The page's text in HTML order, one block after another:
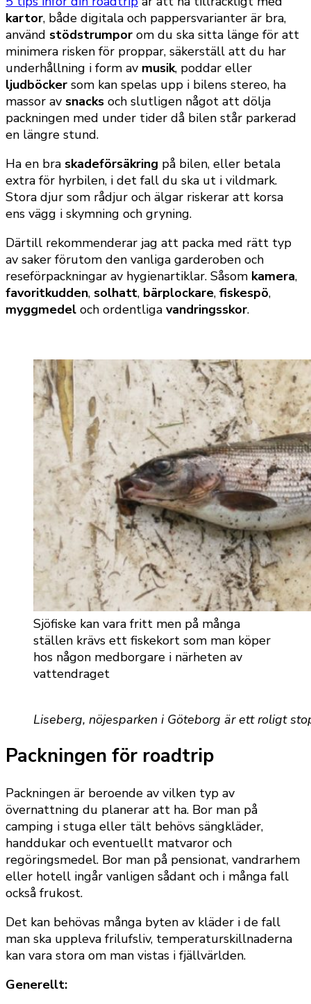
kartor, både digitala och pappersvarianter är bra,
använd stödstrumpor om du ska sitta länge för att
minimera risken för proppar, säkerställ att du har
underhållning i form av musik, poddar eller
ljudböcker som kan spelas upp i bilens stereo, ha
massor av snacks och slutligen något att dölja
packningen med under tider då bilen står parkerad
en längre stund.
Ha en bra skadeförsäkring på bilen, eller betala
extra för hyrbilen, i det fall du ska ut i vildmark.
Stora djur som rådjur och älgar riskerar att korsa
ens vägg i skymning och gryning.
Därtill rekommenderar jag att packa med rätt typ
av saker förutom den vanliga garderoben och
reseförpackningar av hygienartiklar. Såsom kamera,
favoritkudden, solhatt, bärplockare, fiskespö,
myggmedel och ordentliga vandringsskor.
Sjöfiske kan vara fritt men på många
ställen krävs ett fiskekort som man köper
hos någon medborgare i närheten av
vattendraget
Liseberg, nöjesparken i Göteborg är ett roligt
Packningen för roadtrip
Packningen är beroende av vilken typ av
övernattning du planerar att ha. Bor man på
camping i stuga eller tält behövs sängkläder,
handdukar och eventuellt matvaror och
regöringsmedel. Bor man på pensionat, vandrarhem
eller hotell ingår vanligen sådant och i många fall
också frukost.
Det kan behövas många byten av kläder i de fall
man ska uppleva frilufsliv, temperaturskillnaderna
kan vara stora om man vistas i fjällvärlden.
Generellt: